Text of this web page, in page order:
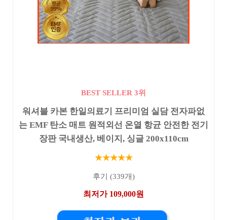
BEST SELLER 3위
워셔블 카본 한일의료기 프리미엄 실담 전자파없
는 EMF 탄소 매트 원적외선 온열 항균 안전한 전기
장판 국내생산, 베이지, 싱글 200x110cm
★★★★★
후기 (339개)
최저가 109,000원